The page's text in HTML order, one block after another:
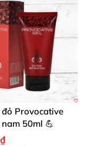
đỏ Provocative
50ml 💪